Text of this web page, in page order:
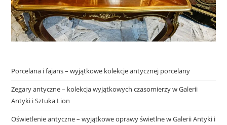
Porcelana i fajans – wyjątkowe kolekcje antycznej porcelany
Zegary antyczne – kolekcja wyjątkowych czasomierzy w Galerii
Antyki i Sztuka Lion
Oświetlenie antyczne – wyjątkowe oprawy świetlne w Galerii Antyki i